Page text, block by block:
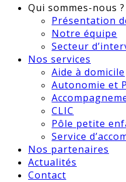
Qui sommes-nous ?
Présentation
Notre équipe
Secteur
Nos services
Aide à domicile
Autonomie et
CLIC
Pôle petite
Service
Nos partenaires
Actualités
Contact